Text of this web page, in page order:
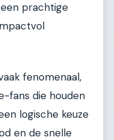
prachtige
fenomenaal,
fans die houden
logische keuze
en de snelle